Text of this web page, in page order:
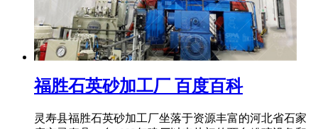
福胜石英砂加工厂 百度百科
灵寿县福胜石英砂加工厂坐落于资源丰富的河北省石家